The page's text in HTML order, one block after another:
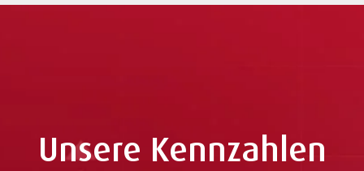
Unsere Kennzahlen